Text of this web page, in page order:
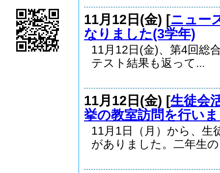
11月12日(金) [ニュー
なりました(3学年)
11月12日(金)、第4回総
テスト結果も返って...
11月12日(金) [生徒会
挙の教室訪問を行い
11月1日（月）から、生
がありました。二年生